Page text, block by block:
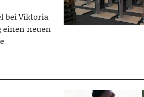
bei Viktoria
neuen